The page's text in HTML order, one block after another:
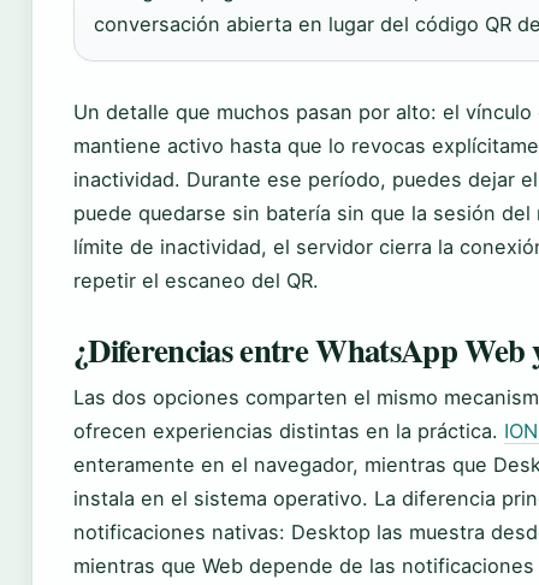
conversación abierta en lugar del código QR
Un detalle que muchos pasan por alto: el
mantiene activo hasta que lo revocas
inactividad. Durante ese período, puedes dejar
puede quedarse sin batería sin que la sesión
límite de inactividad, el servidor cierra la
repetir el escaneo del QR.
¿Diferencias entre WhatsApp
Las dos opciones comparten el mismo
ofrecen experiencias distintas en la práctica.
enteramente en el navegador, mientras que
instala en el sistema operativo. La diferencia
notificaciones nativas: Desktop las muestra
mientras que Web depende de las